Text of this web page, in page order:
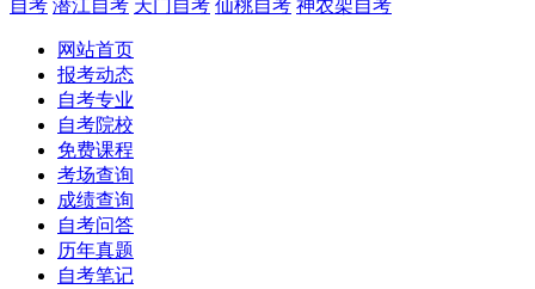
自考 潜江自考 天门自考 仙桃自考 神农架自考
网站首页
报考动态
自考专业
自考院校
免费课程
考场查询
成绩查询
自考问答
历年真题
自考笔记